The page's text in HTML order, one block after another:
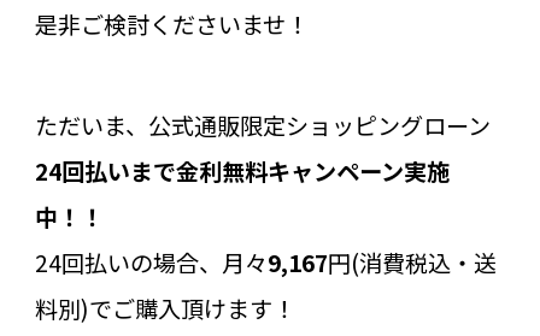
是非ご検討くださいませ！
ただいま、公式通販限定ショッピングローン
24回払いまで金利無料キャンペーン実施
中！！
24回払いの場合、月々9,167円(消費税込・送
料別)でご購入頂けます！